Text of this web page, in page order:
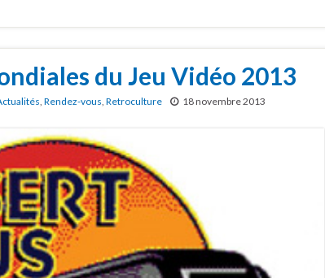
du Jeu Vidéo 2013
, Rendez-vous, Retroculture 18 novembre 2013